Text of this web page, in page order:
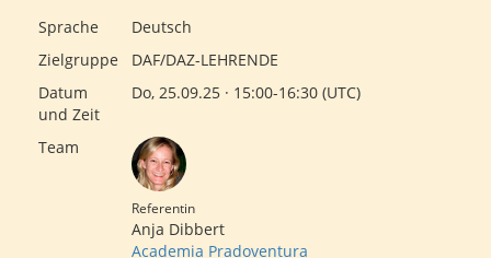
Sprache
Deutsch
Zielgruppe
DAF/DAZ-LEHRENDE
Datum
und Zeit
Do, 25.09.25 · 15:00-16:30 (UTC)
Team
Referentin
Anja Dibbert
Academia Pradoventura